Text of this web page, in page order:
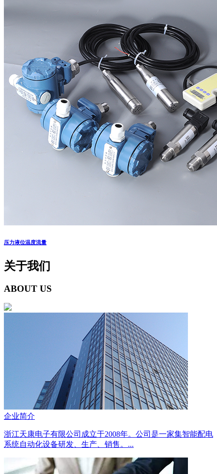
压力液位温度流量
关于我们
ABOUT US
企业简介
浙江天康电子有限公司成立于2008年。公司是一家集智能配电
系统自动化设备研发、生产、销售。...